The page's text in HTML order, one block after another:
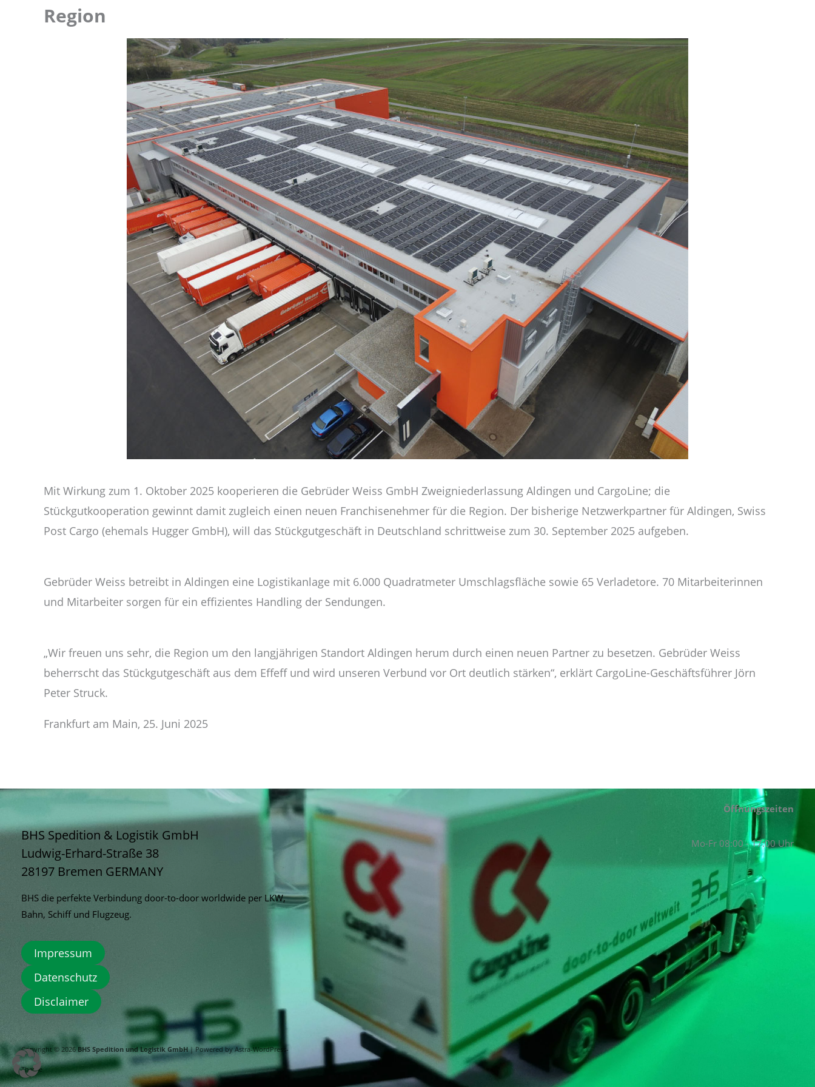
Region
Mit Wirkung zum 1. Oktober 2025 kooperieren die Gebrüder Weiss GmbH Zweigniederlassung Aldingen und CargoLine; die
Stückgutkooperation gewinnt damit zugleich einen neuen Franchisenehmer für die Region. Der bisherige Netzwerkpartner für Aldingen, Swiss
Post Cargo (ehemals Hugger GmbH), will das Stückgutgeschäft in Deutschland schrittweise zum 30. September 2025 aufgeben.
Gebrüder Weiss betreibt in Aldingen eine Logistikanlage mit 6.000 Quadratmeter Umschlagsfläche sowie 65 Verladetore. 70 Mitarbeiterinnen
und Mitarbeiter sorgen für ein effizientes Handling der Sendungen.
„Wir freuen uns sehr, die Region um den langjährigen Standort Aldingen herum durch einen neuen Partner zu besetzen. Gebrüder Weiss
beherrscht das Stückgutgeschäft aus dem Effeff und wird unseren Verbund vor Ort deutlich stärken“, erklärt CargoLine-Geschäftsführer Jörn
Peter Struck.
Frankfurt am Main, 25. Juni 2025
BHS Spedition & Logistik GmbH
Ludwig-Erhard-Straße 38
28197 Bremen GERMANY
BHS die perfekte Verbindung door-to-door worldwide per LKW,
Bahn, Schiff und Flugzeug.
Impressum
Datenschutz
Disclaimer
Copyright © 2026BHS Spedition und Logistik GmbH| Powered by Astra-WordPress-
Theme
Öffnungszeiten
Mo-Fr 08:00 - 17:00 Uhr